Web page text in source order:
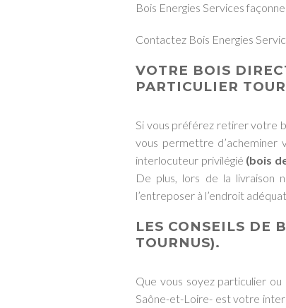
Bois Energies Services
Contactez Bois Energies
VOTRE BOIS
PARTICULIER
Si vous préférez retirer votre
vous permettre d’acheminer
interlocuteur privilégié (bois
De plus, lors de la livraison
l’entreposer à l’endroit adéquat
LES CONSEILS DE
TOURNUS).
Que vous soyez particulier ou
Saône-et-Loire- est votre